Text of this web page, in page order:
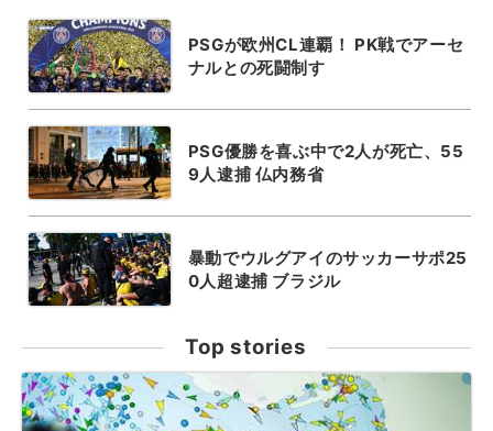
PSGが欧州CL連覇！ PK戦でアーセ
ナルとの死闘制す
PSG優勝を喜ぶ中で2人が死亡、55
9人逮捕 仏内務省
暴動でウルグアイのサッカーサポ25
0人超逮捕 ブラジル
Top stories